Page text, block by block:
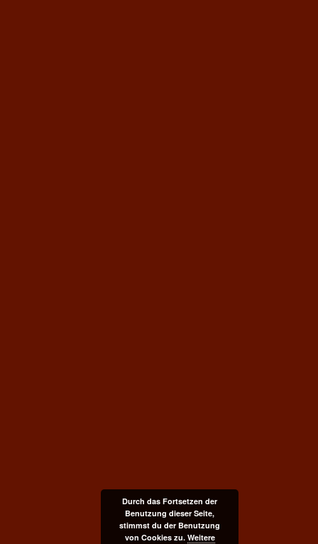
Durch das Fortsetzen der
Benutzung dieser Seite,
stimmst du der Benutzung
von Cookies zu. Weitere